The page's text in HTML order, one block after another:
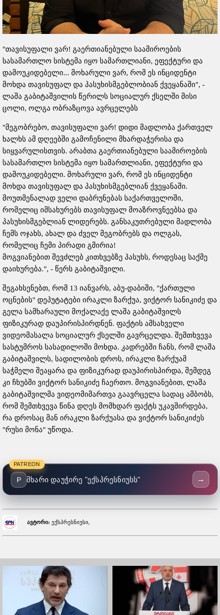
"თავისუფალი ვარ! გაერთიანებული საამიროების
სასამართლო სისტემა იყო სამართლიანი, ეფექტური და
დამოუკიდებელი... მოხარული ვარ, რომ ეს ინციდენტი
მოხდა თავისუფალ და პასუხისმგებლობიან ქვეყანაში", -
ლაშა გაბიტაშვილის წერილს სოციალურ ქსელში მისი
ცოლი, ოლგა ობრაზცოვა ავრცელებს
"მეგობრებო, თავისუფალი ვარ! დიდი მადლობა ქართველ
ხალხს ამ დღეებში გამოჩენილი მხარდაჭერისა და
სიყვარულისთვის. არაბთა გაერთიანებული საამიროების
სასამართლო სისტემა იყო სამართლიანი, ეფექტური და
დამოუკიდებელი. მოხარული ვარ, რომ ეს ინციდენტი
მოხდა თავისუფალ და პასუხისმგებლიან ქვეყანაში.
მოუთმენალად ველი დაბრუნებას საქართველოში,
რომელიც იმსახურებს თავისუფალ მოაზროვნეებსა და
პასუხისმგებლიან ლიდერებს. განსაკუთრებული მადლობა
ჩემს ოჯახს, ახალ და ძველ მეგობრებს და ოლგას,
რომელიც ჩემი პირადი გმირია!
მოგვიანებით შევძლებ კითხვებზე პასუხს, როდესაც საქმე
დაიხურება.", - წერს გაბიტაშვილი.
შეგახსენებთ, რომ 13 იანვარს, აბუ-დაბიში, "ქართული
ოცნების" დეპუტატები ირაკლი ზარქუა, ვიქტორ სანიკიძე და
გელა სამხარაული მოქალაქე ლაშა გაბიტაშვილს
ფიზიკურად დაუპირისპირდნენ. ფაქტის ამსახველი
ვიდეომასალა სოციალურ ქსელში გავრცელდა. შემთხვევა
სასტუმროს სასადილოში მოხდა. კადრებში ჩანს, რომ ლაშა
გაბიტაშვილს, სადილობის დროს, ირაკლი ზარქუამ
საჭმელი შეაყარა და ფიზიკურად დაუპირისპირდა, შემდეგ
კი ჩხუბში ვიქტორ სანიკიძე ჩაერთო. მოგვიანებით, ლაშა
გაბიტაშვილმა ვიდეომიმართვა გაავრცელა სადაც ამბობს,
რომ შემთხვევა წინა დღეს მომხდარ ფაქტს უკავშირდება,
რა დროსაც მან ირაკლი ზარქუასა და ვიქტორ სანიკიძეს
"რუსი მონა" უწოდა.
PATREON
P მხარი დაუჭირე "ექსპრესნიუსს" →
ავტორი: ექსპრესნიუსი,